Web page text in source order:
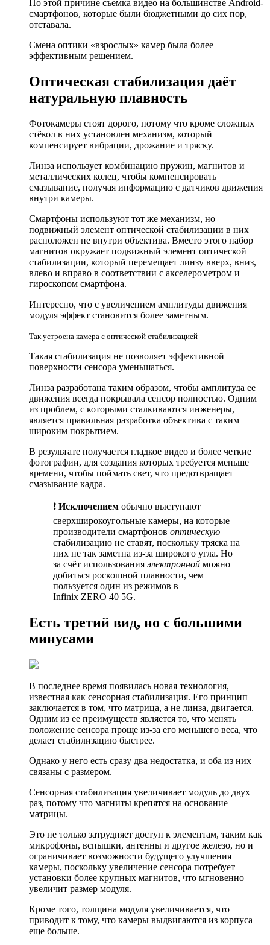
По этой причине съемка видео на большинстве Android-
смартфонов, которые были бюджетными до сих пор,
отставала.
Смена оптики «взрослых» камер была более
эффективным решением.
Оптическая стабилизация даёт
натуральную плавность
Фотокамеры стоят дорого, потому что кроме сложных
стёкол в них установлен механизм, который
компенсирует вибрации, дрожание и тряску.
Линза использует комбинацию пружин, магнитов и
металлических колец, чтобы компенсировать
смазывание, получая информацию с датчиков движения
внутри камеры.
Смартфоны используют тот же механизм, но
подвижный элемент оптической стабилизации в них
расположен не внутри объектива. Вместо этого набор
магнитов окружает подвижный элемент оптической
стабилизации, который перемещает линзу вверх, вниз,
влево и вправо в соответствии с акселерометром и
гироскопом смартфона.
Интересно, что с увеличением амплитуды движения
модуля эффект становится более заметным.
Так устроена камера с оптической стабилизацией
Такая стабилизация не позволяет эффективной
поверхности сенсора уменьшаться.
Линза разработана таким образом, чтобы амплитуда ее
движения всегда покрывала сенсор полностью. Одним
из проблем, с которыми сталкиваются инженеры,
является правильная разработка объектива с таким
широким покрытием.
В результате получается гладкое видео и более четкие
фотографии, для создания которых требуется меньше
времени, чтобы поймать свет, что предотвращает
смазывание кадра.
❗️ Исключением обычно выступают
сверхширокоугольные камеры, на которые
производители смартфонов оптическую
стабилизацию не ставят, поскольку тряска на
них не так заметна из-за широкого угла. Но
за счёт использования электронной можно
добиться роскошной плавности, чем
пользуется один из режимов в
Infinix ZERO 40 5G.
Есть третий вид, но с большими
минусами
В последнее время появилась новая технология,
известная как сенсорная стабилизация. Его принцип
заключается в том, что матрица, а не линза, двигается.
Одним из ее преимуществ является то, что менять
положение сенсора проще из-за его меньшего веса, что
делает стабилизацию быстрее.
Однако у него есть сразу два недостатка, и оба из них
связаны с размером.
Сенсорная стабилизация увеличивает модуль до двух
раз, потому что магниты крепятся на основание
матрицы.
Это не только затрудняет доступ к элементам, таким как
микрофоны, вспышки, антенны и другое железо, но и
ограничивает возможности будущего улучшения
камеры, поскольку увеличение сенсора потребует
установки более крупных магнитов, что мгновенно
увеличит размер модуля.
Кроме того, толщина модуля увеличивается, что
приводит к тому, что камеры выдвигаются из корпуса
еще больше.